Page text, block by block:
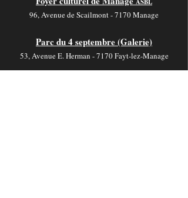
96, Avenue de Scailmont - 7170 Manage
Parc du 4 septembre (Galerie)
53, Avenue E. Herman - 7170 Fayt-lez-Manage